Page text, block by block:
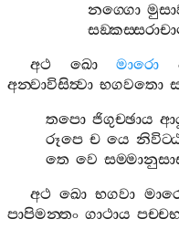
නග‍්ගො
අථ
ඛො මාරො
අන‍්වාවිසිත්‍වා භගවතො
තපො ජිගුච‍්ඡාය
රූපෙ ච යෙ
තෙ වෙ
අථ ඛො භගවා
පාපිමන‍්තං ගාථාය